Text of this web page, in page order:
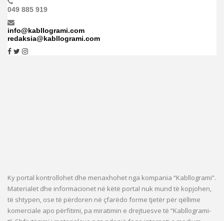
049 885 919
info@kabllogrami.com
redaksia@kabllogrami.com
Ky portal kontrollohet dhe menaxhohet nga kompania “Kabllogrami”.
Materialet dhe informacionet në këtë portal nuk mund të kopjohen,
të shtypen, ose të përdoren në çfarëdo forme tjetër për qëllime
komerciale apo përfitimi, pa miratimin e drejtuesve të “Kabllogrami-